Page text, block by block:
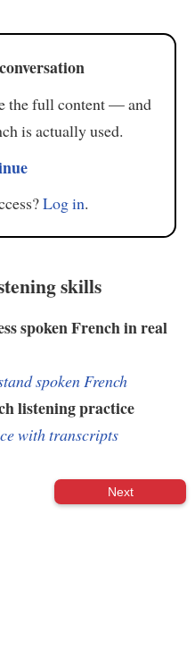
the full content — and
is actually used.
Log in.
skills
spoken French in real
spoken French
listening practice
with transcripts
Next